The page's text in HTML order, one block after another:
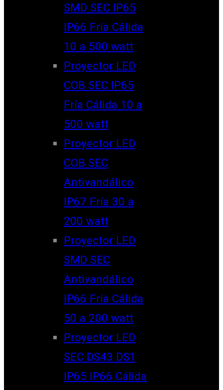
SMD SEC IP65
IP66 Fría Cálida
10 a 500 watt
Proyector LED
COB SEC IP65
Fría Cálida 10 a
500 watt
Proyector LED
COB SEC
Antivandálico
IP67 Fría 30 a
200 watt
Proyector LED
SMD SEC
Antivandálico
IP66 Fría Cálida
50 a 200 watt
Proyector LED
SEC DS43 DS1
IP65 IP66 Cálida